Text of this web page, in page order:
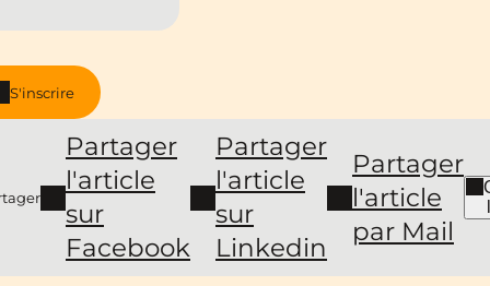
S'inscrire
Partager
l'article
sur
Facebook
Partager
l'article
sur
Linkedin
Partager
l'article
par Mail